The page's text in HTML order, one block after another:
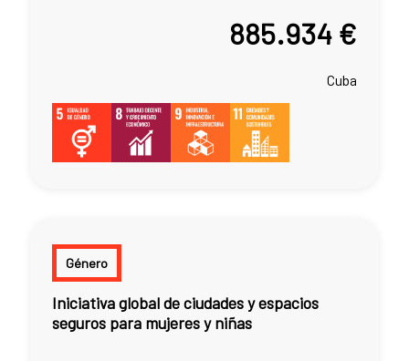
885.934 €
Cuba
Género
Iniciativa global de ciudades y espacios
seguros para mujeres y niñas